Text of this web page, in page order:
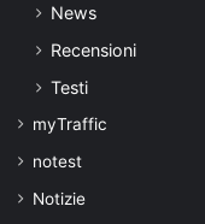
News
Recensioni
Testi
myTraffic
notest
Notizie